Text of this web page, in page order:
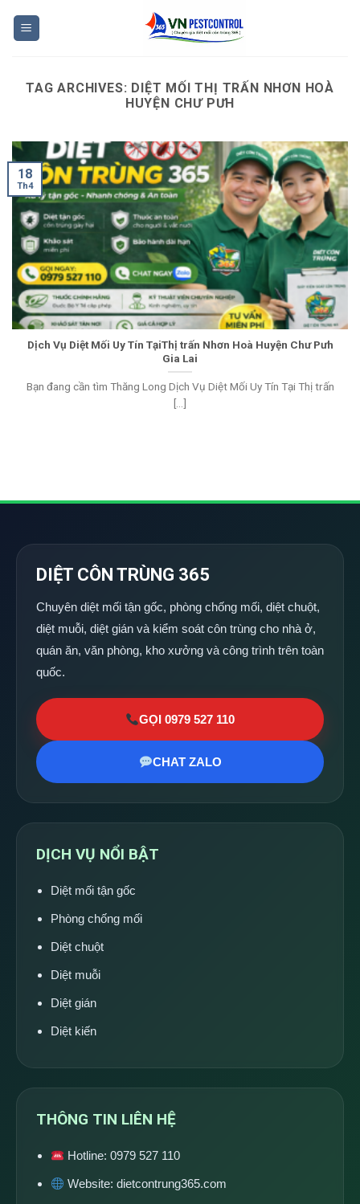
TAG ARCHIVES: DIỆT MỐI THỊ TRẤN NHƠN HOÀ
HUYỆN CHƯ PƯH
Dịch Vụ Diệt Mối Uy Tín TạiThị trấn Nhơn Hoà Huyện Chư Pưh
Gia Lai
Bạn đang cần tìm Thăng Long Dịch Vụ Diệt Mối Uy Tín Tại Thị trấn
[...]
18
Th4
DIỆT CÔN TRÙNG 365
Chuyên diệt mối tận gốc, phòng chống mối, diệt chuột,
diệt muỗi, diệt gián và kiểm soát côn trùng cho nhà ở,
quán ăn, văn phòng, kho xưởng và công trình trên toàn
quốc.
GỌI 0979 527 110
CHAT ZALO
DỊCH VỤ NỔI BẬT
Diệt mối tận gốc
Phòng chống mối
Diệt chuột
Diệt muỗi
Diệt gián
Diệt kiến
THÔNG TIN LIÊN HỆ
Hotline:0979 527 110
Website:dietcontrung365.com